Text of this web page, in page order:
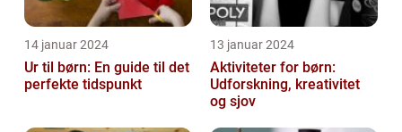
14 januar 2024
Ur til børn: En guide til det
perfekte tidspunkt
13 januar 2024
Aktiviteter for børn:
Udforskning, kreativitet
og sjov